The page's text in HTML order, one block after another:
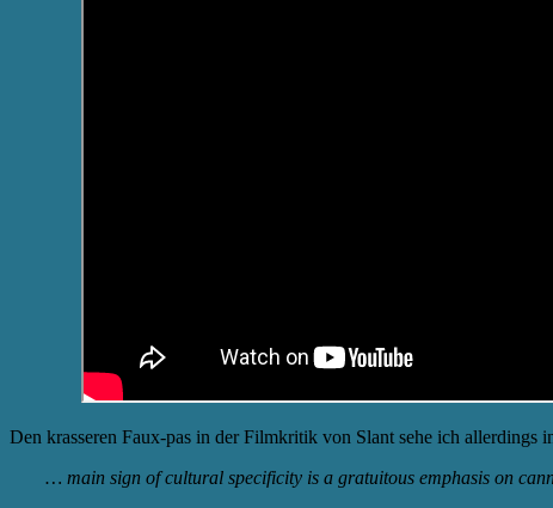
Den krasseren Faux-pas in der Filmkritik von Slant sehe ich allerdings
… main sign of cultural specificity is a gratuitous emphasis on